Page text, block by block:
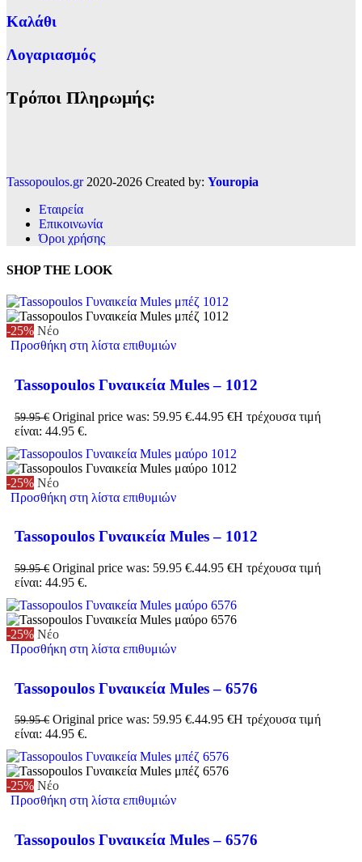
Καλάθι
Λογαριασμός
Τρόποι Πληρωμής:
Tassopoulos.gr2020-2026 Created by: Youropia
Εταιρεία
Επικοινωνία
Όροι χρήσης
SHOP THE LOOK
-25% Νέο
Προσθήκη στη λίστα επιθυμιών
Tassopoulos Γυναικεία Mules – 1012
59.95€ Original price was: 59.95 €.44.95 €Η τρέχουσα τιμή
είναι: 44.95 €.
-25% Νέο
Προσθήκη στη λίστα επιθυμιών
Tassopoulos Γυναικεία Mules – 1012
59.95€ Original price was: 59.95 €.44.95 €Η τρέχουσα τιμή
είναι: 44.95 €.
-25% Νέο
Προσθήκη στη λίστα επιθυμιών
Tassopoulos Γυναικεία Mules – 6576
59.95€ Original price was: 59.95 €.44.95 €Η τρέχουσα τιμή
είναι: 44.95 €.
-25% Νέο
Προσθήκη στη λίστα επιθυμιών
Tassopoulos Γυναικεία Mules – 6576